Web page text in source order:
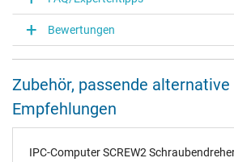
Bewertungen
Zubehör, passende
Empfehlungen
IPC-Computer SCREW2